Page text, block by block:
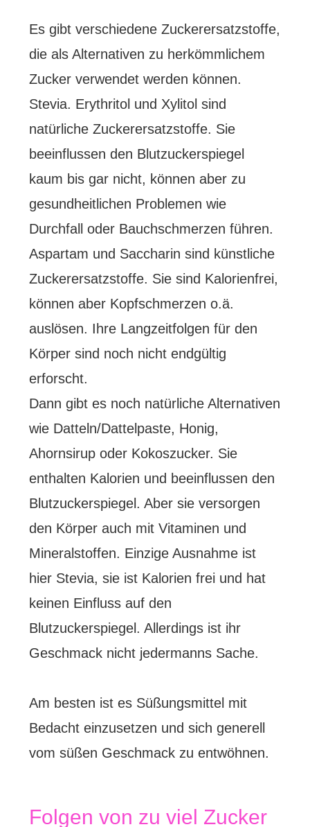
Es gibt verschiedene Zuckerersatzstoffe,
die als Alternativen zu herkömmlichem
Zucker verwendet werden können.
Stevia. Erythritol und Xylitol sind
natürliche Zuckerersatzstoffe. Sie
beeinflussen den Blutzuckerspiegel
kaum bis gar nicht, können aber zu
gesundheitlichen Problemen wie
Durchfall oder Bauchschmerzen führen.
Aspartam und Saccharin sind künstliche
Zuckerersatzstoffe. Sie sind Kalorienfrei,
können aber Kopfschmerzen o.ä.
auslösen. Ihre Langzeitfolgen für den
Körper sind noch nicht endgültig
erforscht.
Dann gibt es noch natürliche Alternativen
wie Datteln/Dattelpaste, Honig,
Ahornsirup oder Kokoszucker. Sie
enthalten Kalorien und beeinflussen den
Blutzuckerspiegel. Aber sie versorgen
den Körper auch mit Vitaminen und
Mineralstoffen. Einzige Ausnahme ist
hier Stevia, sie ist Kalorien frei und hat
keinen Einfluss auf den
Blutzuckerspiegel. Allerdings ist ihr
Geschmack nicht jedermanns Sache.
Am besten ist es Süßungsmittel mit
Bedacht einzusetzen und sich generell
vom süßen Geschmack zu entwöhnen.
Folgen von zu viel Zucker